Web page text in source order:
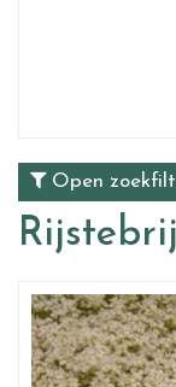
Open
Rijstebrij